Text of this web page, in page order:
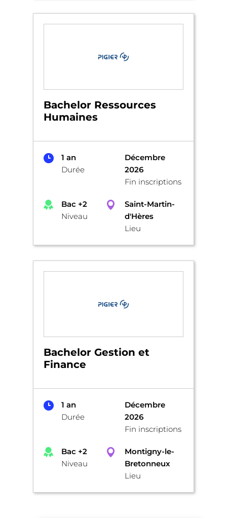
Bachelor Ressources
Humaines
1 an
Durée
Décembre
2026
Fin inscriptions
Bac +2
Niveau
Saint-Martin-
d'Hères
Lieu
Bachelor Gestion et
Finance
1 an
Durée
Décembre
2026
Fin inscriptions
Bac +2
Niveau
Montigny-le-
Bretonneux
Lieu